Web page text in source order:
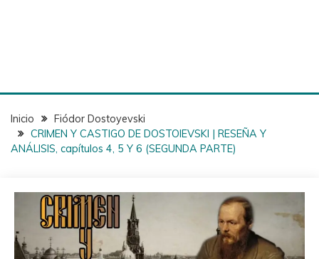
Inicio
Fiódor Dostoyevski
CRIMEN Y CASTIGO DE DOSTOIEVSKI | RESEÑA Y
ANÁLISIS, capítulos 4, 5 Y 6 (SEGUNDA PARTE)